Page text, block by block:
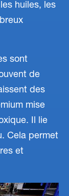
huiles, les
sont
de
des
mise
Il lie
Cela permet
et